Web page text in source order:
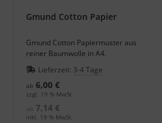
Gmund Cotton Papier
Gmund Cotton Papiermuster aus
reiner Baumwolle in A4.
Lieferzeit: 3-4 Tage
ab 6,00 €
zzgl. 19 % MwSt.
ab
7,14 €
inkl. 19 % MwSt.